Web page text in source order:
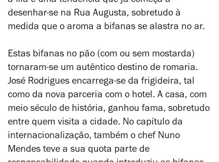
desenhar-se na Rua Augusta, sobretudo à
medida que o aroma a bifanas se alastra no ar.
Estas bifanas no pão (com ou sem mostarda)
tornaram-se um autêntico destino de romaria.
José Rodrigues encarrega-se da frigideira, tal
como da nova parceria com o hotel. A casa, com
meio século de história, ganhou fama, sobretudo
entre quem visita a cidade. No capítulo da
internacionalização, também o chef Nuno
Mendes teve a sua quota parte de